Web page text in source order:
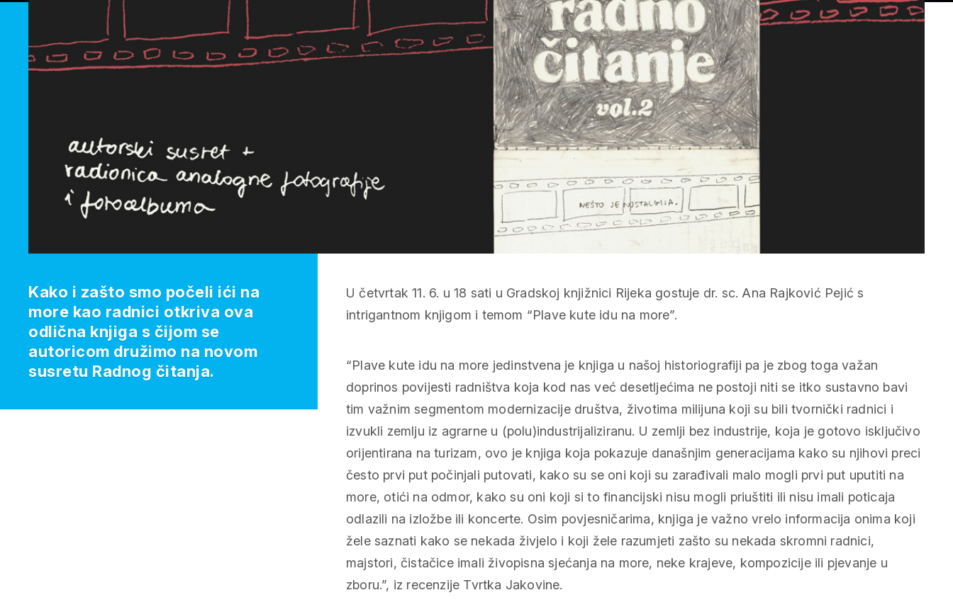
U četvrtak 11. 6. u 18 sati u Gradskoj knjižnici Rijeka gostuje dr. sc. Ana Rajković Pejić s
intrigantnom knjigom i temom “Plave kute idu na more”.
“Plave kute idu na more jedinstvena je knjiga u našoj historiografiji pa je zbog toga važan
doprinos povijesti radništva koja kod nas već desetljećima ne postoji niti se itko sustavno bavi
tim važnim segmentom modernizacije društva, životima milijuna koji su bili tvornički radnici i
izvukli zemlju iz agrarne u (polu)industrijaliziranu. U zemlji bez industrije, koja je gotovo isključivo
orijentirana na turizam, ovo je knjiga koja pokazuje današnjim generacijama kako su njihovi preci
često prvi put počinjali putovati, kako su se oni koji su zarađivali malo mogli prvi put uputiti na
more, otići na odmor, kako su oni koji si to financijski nisu mogli priuštiti ili nisu imali poticaja
odlazili na izložbe ili koncerte. Osim povjesničarima, knjiga je važno vrelo informacija onima koji
žele saznati kako se nekada živjelo i koji žele razumjeti zašto su nekada skromni radnici,
majstori, čistačice imali živopisna sjećanja na more, neke krajeve, kompozicije ili pjevanje u
zboru.”, iz recenzije Tvrtka Jakovine.
Kako i zašto smo počeli ići na
more kao radnici otkriva ova
odlična knjiga s čijom se
autoricom družimo na novom
susretu Radnog čitanja.